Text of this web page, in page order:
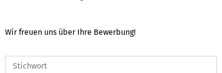
Wir freuen uns über Ihre Bewerbung!